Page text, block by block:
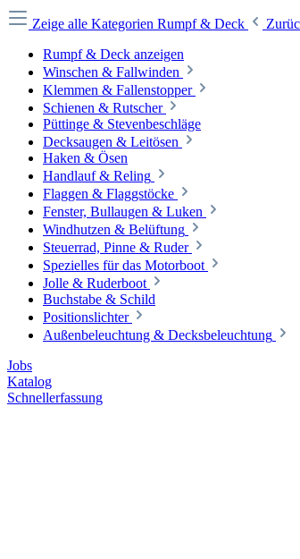
Zeige alle Kategorien Rumpf & Deck
Rumpf & Deck anzeigen
Winschen & Fallwinden
Klemmen & Fallenstopper
Schienen & Rutscher
Püttinge & Stevenbeschläge
Decksaugen & Leitösen
Haken & Ösen
Handlauf & Reling
Flaggen & Flaggstöcke
Fenster, Bullaugen & Luken
Windhutzen & Belüftung
Steuerrad, Pinne & Ruder
Spezielles für das Motorboot
Jolle & Ruderboot
Buchstabe & Schild
Positionslichter
Außenbeleuchtung & Decksbeleuchtung
Jobs
Katalog
Schnellerfassung